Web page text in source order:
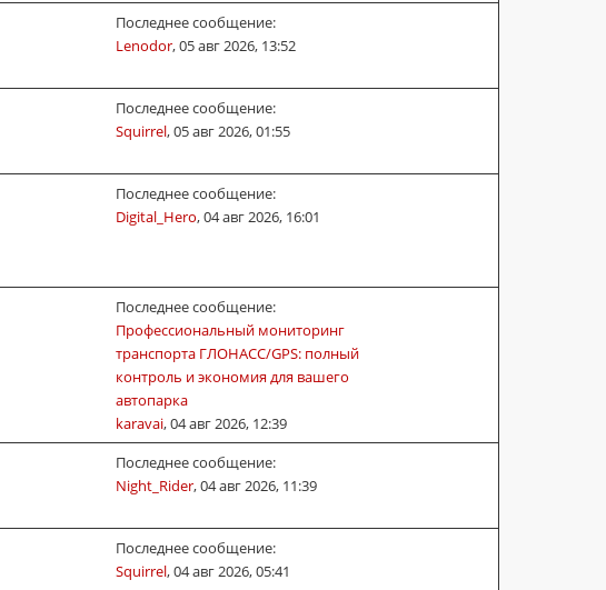
Последнее сообщение:
Lenodor,05 авг 2026, 13:52
Последнее сообщение:
Squirrel,05 авг 2026, 01:55
Последнее сообщение:
Digital_Hero,04 авг 2026, 16:01
Последнее сообщение:
Профессиональный мониторинг
транспорта ГЛОНАСС/GPS: полный
контроль и экономия для вашего
автопарка
karavai,04 авг 2026, 12:39
Последнее сообщение:
Night_Rider,04 авг 2026, 11:39
Последнее сообщение:
Squirrel,04 авг 2026, 05:41